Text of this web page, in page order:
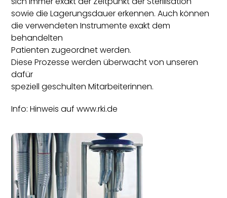
sowie die Lagerungsdauer erkennen. Auch können
die verwendeten Instrumente exakt dem
behandelten
Patienten zugeordnet werden.
Diese Prozesse werden überwacht von unseren
dafür
speziell geschulten Mitarbeiterinnen.
Info: Hinweis aufwww.rki.de